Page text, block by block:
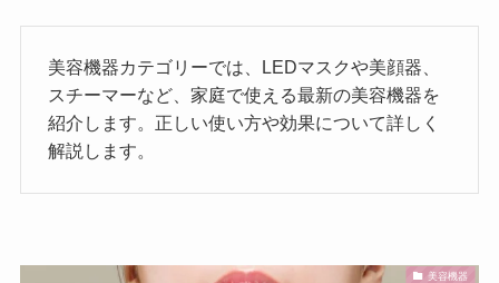
美容機器カテゴリーでは、LEDマスクや美顔器、
スチーマーなど、家庭で使える最新の美容機器を
紹介します。正しい使い方や効果について詳しく
解説します。
美容機器